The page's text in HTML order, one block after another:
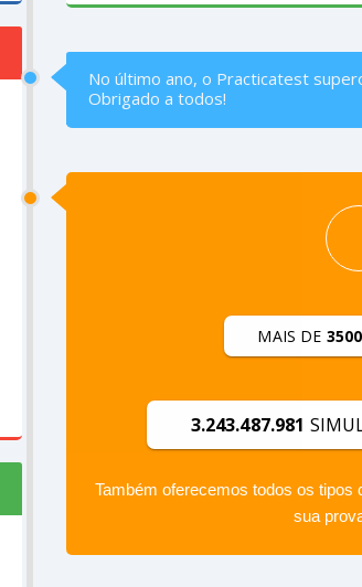
No último ano, o Practicatest
Obrigado a todos!
MAIS DE 3500
3.243.487.981
Também oferecemos todos os tipos
sua